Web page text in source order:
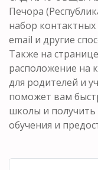
Печора
набор
email и другие
Также на
расположение на
для родителей и
поможет вам
школы и
обучения и